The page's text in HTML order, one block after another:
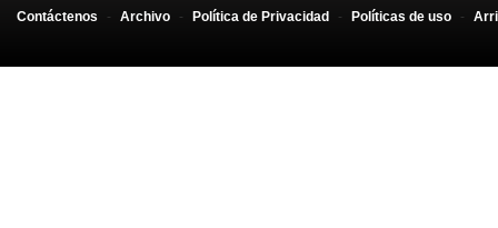
Contáctenos - Archivo - Política de Privacidad - Políticas de uso -